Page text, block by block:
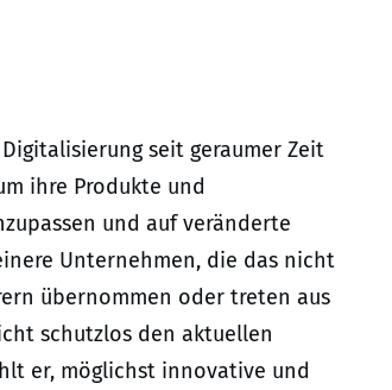
seit geraumer Zeit
ihre Produkte und
und auf veränderte
Unternehmen, die das nicht
übernommen oder treten aus
schutzlos den aktuellen
er, möglichst innovative und